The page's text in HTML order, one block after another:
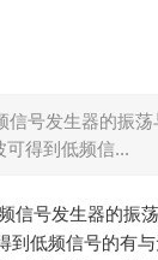
号发生器的振
可得到低频信...
发生器的振荡
低频信号的有